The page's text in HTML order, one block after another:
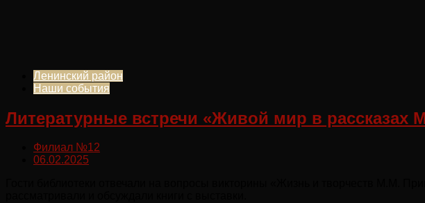
Ленинский район
Наши события
Литературные встречи «Живой мир в рассказах
Филиал №12
06.02.2025